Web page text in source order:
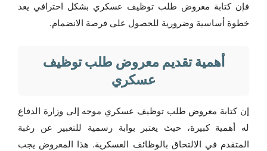
فإن كتابة معروض طلب توظيف عسكري بشكل احترافي يعد
خطوة أساسية وضرورية للحصول على فرصة الانضمام.
أهمية تقديم معروض طلب توظيف
عسكري
إن كتابة معروض طلب توظيف عسكري موجه إلى وزارة الدفاع
له أهمية كبيرة، حيث يعتبر بوابة رسمية للتعبير عن رغبة
المتقدم في الالتحاق بالوظائف العسكرية. هذا المعروض يجب